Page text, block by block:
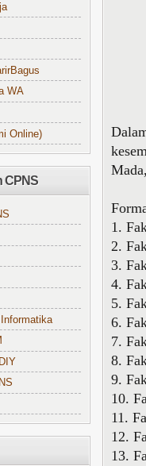
1.
2.
3.
4.
5.
6.
7.
8.
9.
10.
11.
12.
13.
WA
Online)
CPNS